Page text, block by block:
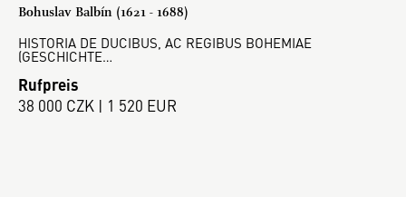
Bohuslav Balbín (1621 - 1688)
HISTORIA DE DUCIBUS, AC REGIBUS BOHEMIAE
(GESCHICHTE…
Rufpreis
38 000 CZK | 1 520 EUR